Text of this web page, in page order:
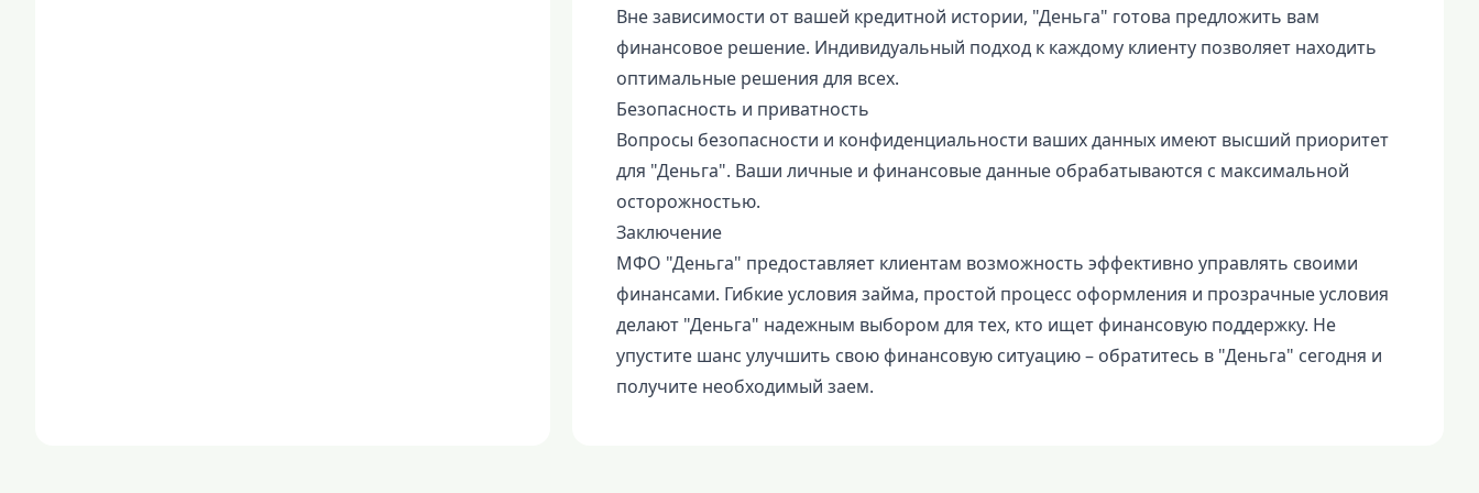
Вне зависимости от вашей кредитной истории, "Деньга" готова предложить вам
финансовое решение. Индивидуальный подход к каждому клиенту позволяет находить
оптимальные решения для всех.
Безопасность и приватность
Вопросы безопасности и конфиденциальности ваших данных имеют высший приоритет
для "Деньга". Ваши личные и финансовые данные обрабатываются с максимальной
осторожностью.
Заключение
МФО "Деньга" предоставляет клиентам возможность эффективно управлять своими
финансами. Гибкие условия займа, простой процесс оформления и прозрачные условия
делают "Деньга" надежным выбором для тех, кто ищет финансовую поддержку. Не
упустите шанс улучшить свою финансовую ситуацию – обратитесь в "Деньга" сегодня и
получите необходимый заем.